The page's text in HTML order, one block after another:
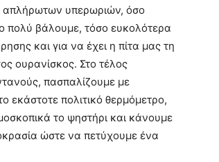
απλήρωτων υπερωριών, όσο
πολύ βάλουμε, τόσο ευκολότερα
και για να έχει η πίτα μας τη
ουρανίσκος. Στο τέλος
πασπαλίζουμε με
εκάστοτε πολιτικό θερμόμετρο,
το ψηστήρι και κάνουμε
ώστε να πετύχουμε ένα